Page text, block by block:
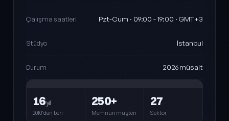
Çalışma saatleri Pzt-Cum · 09:00 - 19:00 · GMT+3
Stüdyo İstanbul
Durum 2026 müsait
16yıl
2010'dan beri
250+
Memnun müşteri
27
Sektör